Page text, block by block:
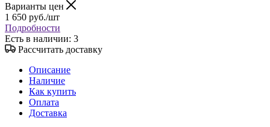
Варианты цен
1 650 руб./шт
Подробности
Есть в наличии: 3
Рассчитать доставку
Описание
Наличие
Как купить
Оплата
Доставка